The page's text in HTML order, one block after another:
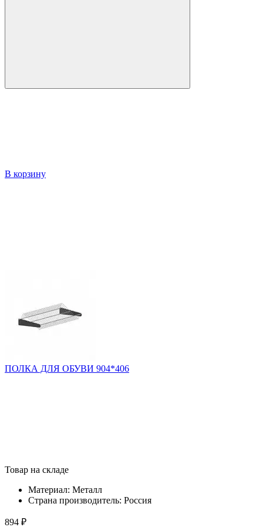
В корзину
ПОЛКА ДЛЯ ОБУВИ 904*406
Товар на складе
Материал: Металл
Страна производитель: Россия
894 ₽